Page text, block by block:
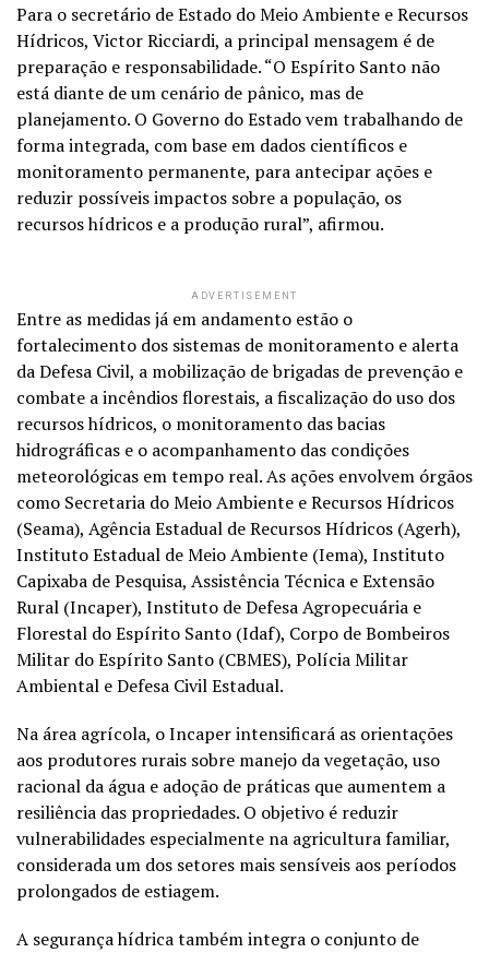
Para o secretário de Estado do Meio Ambiente e Recursos
Hídricos, Victor Ricciardi, a principal mensagem é de
preparação e responsabilidade. “O Espírito Santo não
está diante de um cenário de pânico, mas de
planejamento. O Governo do Estado vem trabalhando de
forma integrada, com base em dados científicos e
monitoramento permanente, para antecipar ações e
reduzir possíveis impactos sobre a população, os
recursos hídricos e a produção rural”, afirmou.
ADVERTISEMENT
Entre as medidas já em andamento estão o
fortalecimento dos sistemas de monitoramento e alerta
da Defesa Civil, a mobilização de brigadas de prevenção e
combate a incêndios florestais, a fiscalização do uso dos
recursos hídricos, o monitoramento das bacias
hidrográficas e o acompanhamento das condições
meteorológicas em tempo real. As ações envolvem órgãos
como Secretaria do Meio Ambiente e Recursos Hídricos
(Seama), Agência Estadual de Recursos Hídricos (Agerh),
Instituto Estadual de Meio Ambiente (Iema), Instituto
Capixaba de Pesquisa, Assistência Técnica e Extensão
Rural (Incaper), Instituto de Defesa Agropecuária e
Florestal do Espírito Santo (Idaf), Corpo de Bombeiros
Militar do Espírito Santo (CBMES), Polícia Militar
Ambiental e Defesa Civil Estadual.
Na área agrícola, o Incaper intensificará as orientações
aos produtores rurais sobre manejo da vegetação, uso
racional da água e adoção de práticas que aumentem a
resiliência das propriedades. O objetivo é reduzir
vulnerabilidades especialmente na agricultura familiar,
considerada um dos setores mais sensíveis aos períodos
prolongados de estiagem.
A segurança hídrica também integra o conjunto de